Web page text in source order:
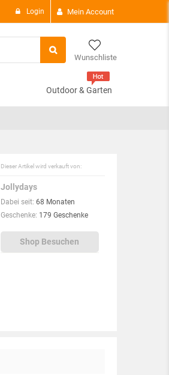
Login Mein Account
Wunschliste
Outdoor & Garten
Dieser Artikel wird verkauft von:
Jollydays
Dabei seit: 68 Monaten
Geschenke: 179 Geschenke
Shop Besuchen
There are0